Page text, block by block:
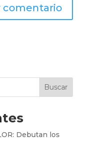
Buscar
Debutan los